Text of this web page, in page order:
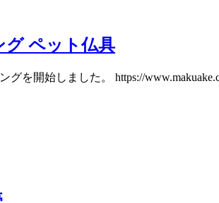
ペット仏具
グを開始しました。 https://